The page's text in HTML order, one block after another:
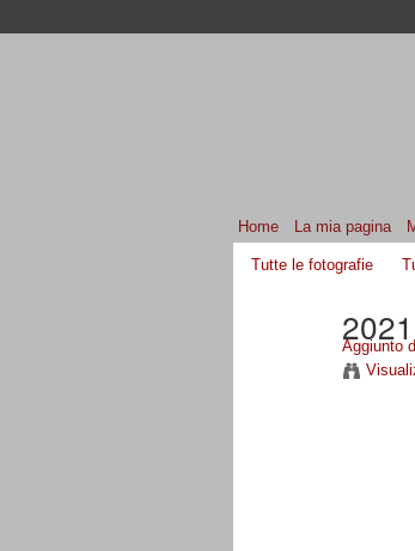
Home La mia pagina
Tutte le fotografie
Aggiunto